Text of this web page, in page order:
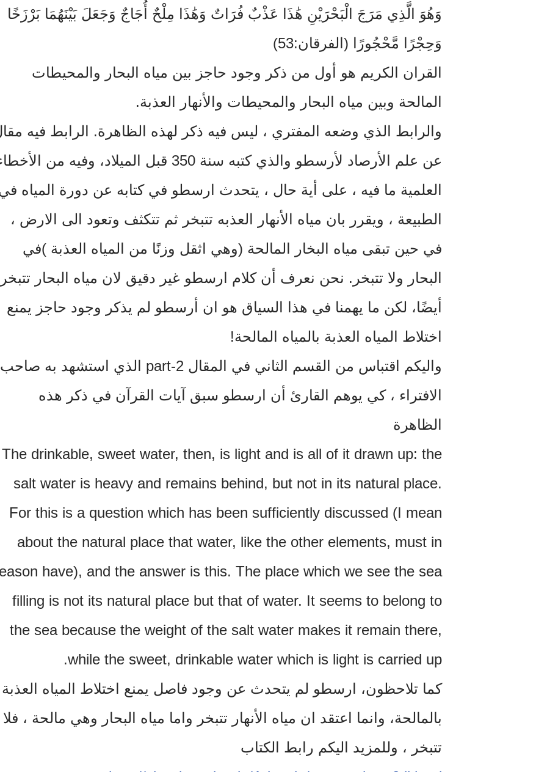
وَهُوَ الَّذِي مَرَجَ الْبَحْرَيْنِ هَٰذَا عَذْبٌ فُرَاتٌ وَهَٰذَا مِلْحٌ أُجَاجٌ وَجَعَلَ بَيْنَهُمَا بَرْزَخًا
وَحِجْرًا مَّحْجُورًا (الفرقان:53)
القران الكريم هو أول من ذكر وجود حاجز بين مياه البحار والمحيطات
المالحة وبين مياه البحار والمحيطات والأنهار العذبة.
والرابط الذي وضعه المفتري ، ليس فيه ذكر لهذه الظاهرة. الرابط فيه
عن علم الأرصاد لأرسطو والذي كتبه سنة 350 قبل الميلاد، وفيه من
العلمية ما فيه ، على أية حال ، يتحدث ارسطو في كتابه عن دورة المياه
الطبيعة ، ويقرر بان مياه الأنهار العذبه تتبخر ثم تتكثف وتعود الى الارض ،
في حين تبقى مياه البخار المالحة (وهي اثقل وزنًا من المياه العذبة )في
البحار ولا تتبخر. نحن نعرف أن كلام ارسطو غير دقيق لان مياه البحار تتبخر
أيضًا، لكن ما يهمنا في هذا السياق هو ان أرسطو لم يذكر وجود حاجز يمنع
اختلاط المياه العذبة بالمياه المالحة!
واليكم اقتباس من القسم الثاني في المقال part-2 الذي استشهد به صاحب
الافتراء ، كي يوهم القارئ أن ارسطو سبق آيات القرآن في ذكر هذه
الظاهرة
‏The drinkable, sweet water, then, is light and is all of it drawn up: the
salt water is heavy and remains behind, but not in its natural place.
For this is a question which has been sufficiently discussed (I mean
about the natural place that water, like the other elements, must in
have), and the answer is this. The place which we see the sea
filling is not its natural place but that of water. It seems to belong to
the sea because the weight of the salt water makes it remain there,
while the sweet, drinkable water which is light is carried up.
كما تلاحظون، ارسطو لم يتحدث عن وجود فاصل يمنع اختلاط المياه العذبة
بالمالحة، وانما اعتقد ان مياه الأنهار تتبخر واما مياه البحار وهي مالحة ، فلا
تتبخر ، وللمزيد اليكم رابط الكتاب